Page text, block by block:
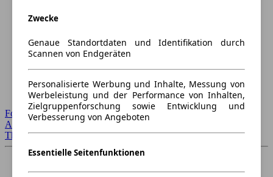
Forum Startseite
Alle Auto-Foren
Themen-Forum
Zwecke
Genaue Standortdaten und Identifikation durch
Scannen von Endgeräten
Personalisierte Werbung und Inhalte, Messung von
Werbeleistung und der Performance von Inhalten,
Zielgruppenforschung sowie Entwicklung und
Verbesserung von Angeboten
Essentielle Seitenfunktionen